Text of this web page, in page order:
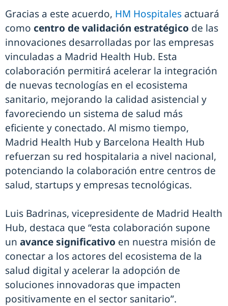
Gracias a este acuerdo, HM Hospitales actuará
como centro de validación estratégico de las
innovaciones desarrolladas por las empresas
vinculadas a Madrid Health Hub. Esta
colaboración permitirá acelerar la integración
de nuevas tecnologías en el ecosistema
sanitario, mejorando la calidad asistencial y
favoreciendo un sistema de salud más
eficiente y conectado. Al mismo tiempo,
Madrid Health Hub y Barcelona Health Hub
refuerzan su red hospitalaria a nivel nacional,
potenciando la colaboración entre centros de
salud, startups y empresas tecnológicas.
Luis Badrinas, vicepresidente de Madrid Health
Hub, destaca que “esta colaboración supone
un avance significativo en nuestra misión de
conectar a los actores del ecosistema de la
salud digital y acelerar la adopción de
soluciones innovadoras que impacten
positivamente en el sector sanitario”.